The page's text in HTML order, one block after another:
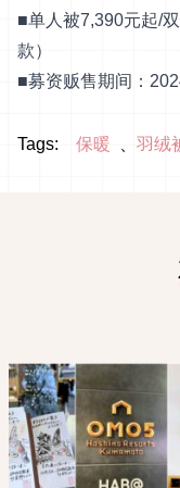
■单人被7,390元起/
款）
■募资贩售期间：
Tags: 保暖 羽绒